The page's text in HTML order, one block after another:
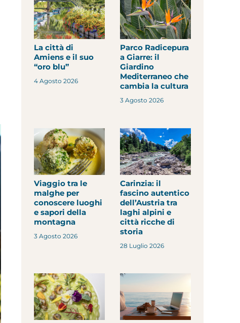
La città di
Amiens e il suo
“oro blu”
4 Agosto 2026
Parco Radicepura
a Giarre: il
Giardino
Mediterraneo che
cambia la cultura
3 Agosto 2026
Viaggio tra le
malghe per
conoscere luoghi
e sapori della
montagna
3 Agosto 2026
Carinzia: il
fascino autentico
dell’Austria tra
laghi alpini e
città ricche di
storia
28 Luglio 2026